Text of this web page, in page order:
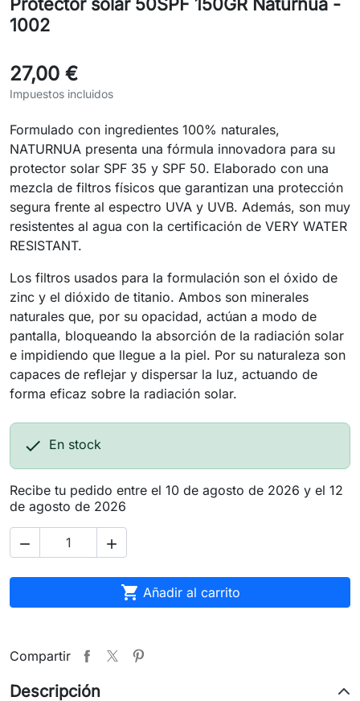
1002
27,00 €
Impuestos incluidos
Formulado con ingredientes 100% naturales,
NATURNUA presenta una fórmula innovadora para su
protector solar SPF 35 y SPF 50. Elaborado con una
mezcla de filtros físicos que garantizan una protección
segura frente al espectro UVA y UVB. Además, son muy
resistentes al agua con la certificación de VERY WATER
RESISTANT.
Los filtros usados para la formulación son el óxido de
zinc y el dióxido de titanio. Ambos son minerales
naturales que, por su opacidad, actúan a modo de
pantalla, bloqueando la absorción de la radiación solar
e impidiendo que llegue a la piel. Por su naturaleza son
capaces de reflejar y dispersar la luz, actuando de
forma eficaz sobre la radiación solar.
 En stock
Recibe tu pedido entre el 10 de agosto de 2026 y el 12
de agosto de 2026
 
 Añadir al carrito
Compartir
Descripción